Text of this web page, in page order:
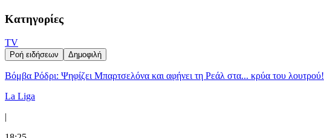
Κατηγορίες
TV
Ροή ειδήσεων Δημοφιλή
Βόμβα Ρόδρι: Ψηφίζει Μπαρτσελόνα και αφήνει τη Ρεάλ στα... κρύα του λουτρού!
La Liga
|